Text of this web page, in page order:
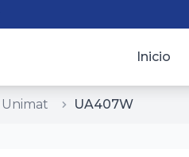
Inicio
Unimat UA407W